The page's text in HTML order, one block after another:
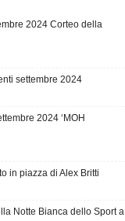
2024 Corteo della
settembre 2024
2024 ‘MOH
in piazza di Alex Britti
Notte Bianca dello Sport a